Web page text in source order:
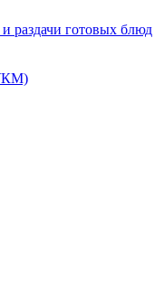
раздачи готовых блюд